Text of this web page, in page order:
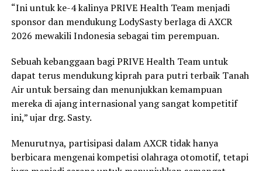
“Ini untuk ke-4 kalinya PRIVE Health Team menjadi
sponsor dan mendukung LodySasty berlaga di AXCR
2026 mewakili Indonesia sebagai tim perempuan.
Sebuah kebanggaan bagi PRIVE Health Team untuk
dapat terus mendukung kiprah para putri terbaik Tanah
Air untuk bersaing dan menunjukkan kemampuan
mereka di ajang internasional yang sangat kompetitif
ini,” ujar drg. Sasty.
Menurutnya, partisipasi dalam AXCR tidak hanya
berbicara mengenai kompetisi olahraga otomotif, tetapi